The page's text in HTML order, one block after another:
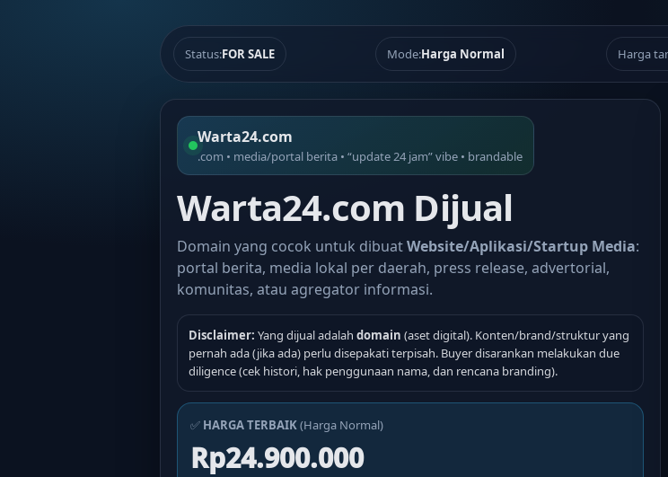
Status:FOR SALE Mode:Harga Normal Harga
Warta24.com
.com • media/portal berita • “update 24 jam” vibe • brandable
Warta24.com Dijual
Domain yang cocok untuk dibuatWebsite/Aplikasi/Startup Media:
portal berita, media lokal per daerah, press release, advertorial,
komunitas, atau agregator informasi.
Disclaimer: Yang dijual adalah domain (aset digital). Konten/brand/struktur yang
pernah ada (jika ada) perlu disepakati terpisah. Buyer disarankan melakukan due
diligence (cek histori, hak penggunaan nama, dan rencana branding).
✅ HARGA TERBAIK(Harga Normal)
Rp24.900.000